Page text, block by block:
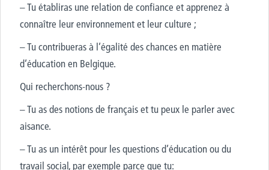
– Tu établiras une relation de confiance et apprenez à
connaître leur environnement et leur culture ;
– Tu contribueras à l’égalité des chances en matière
d’éducation en Belgique.
Qui recherchons-nous ?
– Tu as des notions de français et tu peux le parler avec
aisance.
– Tu as un intérêt pour les questions d’éducation ou du
travail social, par exemple parce que tu: